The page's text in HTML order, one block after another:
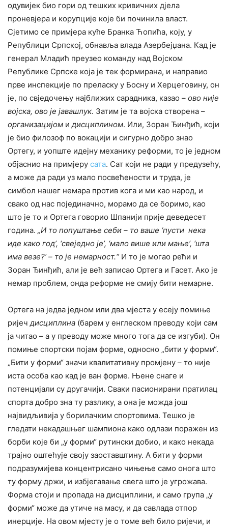
одувијек био гори од тешких кривичних дјела
проневјера и корупције које би починила власт.
Сјетимо се примјера куће Бранка Ћопића, коју, у
Републици Српској, обнавља влада Азербејџана. Кад је
генерал Младић преузео команду над Војском
Републике Српске која је тек формирана, и направио
прве инспекције по преласку у Босну и Херцеговину, он
је, по свједочењу најближих сарадника, казао – ово није
војска, ово је јавашлук. Затим је та војска створена –
организацијом идисциплином. Или, Зоран Ђинђић, који
је био филозоф по вокацији и сигурно добро знао
Ортегу, и уопште идејну механику реформи, то је једном
објаснио на примјеру сата. Сат који не ради у предузећу,
а може да ради уз мало посвећености и труда, је
симбол нашег немара против кога и ми као народ, и
свако од нас појединачно, морамо да се боримо, као
што је то и Ортега говорио Шпанији прије деведесет
година. „И то попуштање себи – то ваше ‘пусти нека
иде како год’, ‘свеједно је’, ‘мало више или мање’, ‘шта
има везе?’ – то је немарност.“ И то је могао рећи и
Зоран Ђинђић, али је већ записао Ортега и Гасет. Ако је
немар проблем, онда реформе не смију бити немарне.
Ортега на једва једном или два мјеста у есеју помиње
ријечдисциплина (барем у енглеском преводу који сам
ја читао – а у преводу може много тога да се изгуби). Он
помиње спортски појам форме, односно „бити у форми“.
„Бити у форми“ значи квалитативну промјену – то није
иста особа као кад је ван форме. Њене снаге и
потенцијали су другачији. Сваки пасионирани пратилац
спорта добро зна ту разлику, а она је можда још
највидљивија у борилачким спортовима. Тешко је
гледати некадашњег шампиона како одлази поражен из
борби које би „у форми“ рутински добио, и како некада
трајно оштећује своју заоставштину. А бити у форми
подразумијева концентрисано чињење само онога што
ту форму држи, и избјегавање свега што је угрожава.
Форма стоји и пропада на дисциплини, и само група „у
форми“ може да утиче на масу, и да савлада отпор
инерције. На овом мјесту је о томе већ било ријечи, и